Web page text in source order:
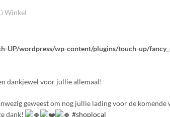
Winkel
UP/wordpress/wp-content/plugins/touch-up/
dankjewel voor jullie allemaal!
geweest om nog jullie lading voor de komende
dank!
#shoplocal